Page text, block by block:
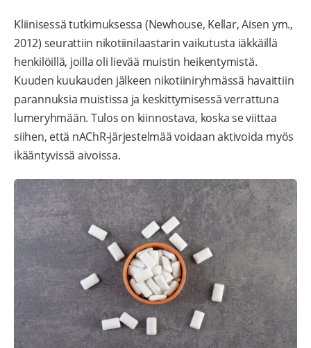
Kliinisessä tutkimuksessa (Newhouse, Kellar, Aisen ym.,
2012) seurattiin nikotiinilaastarin vaikutusta iäkkäillä
henkilöillä, joilla oli lievää muistin heikentymistä.
Kuuden kuukauden jälkeen nikotiiniryhmässä havaittiin
parannuksia muistissa ja keskittymisessä verrattuna
lumeryhmään. Tulos on kiinnostava, koska se viittaa
siihen, että nAChR-järjestelmää voidaan aktivoida myös
ikääntyvissä aivoissa.